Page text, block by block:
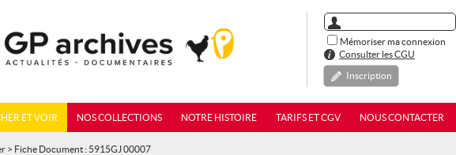
Mémoriser ma connexion
Consulter les CGU
Inscription
ET VOIR NOS COLLECTIONS NOTRE HISTOIRE TARIFS ET CGV NOUS CONTACTER
> Fiche Document : 5915GJ 00007